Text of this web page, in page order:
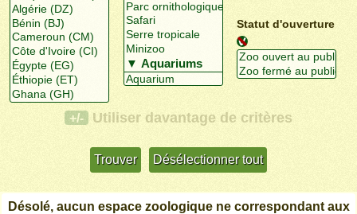
Statut d'ouverture
+/- Utiliser davantage de critères
Désolé, aucun espace zoologique ne correspondant aux